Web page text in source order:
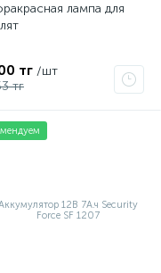
лампа для
тг /шт
тг